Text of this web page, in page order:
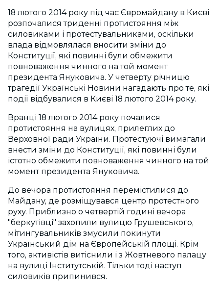
18 лютого 2014 року під час Євромайдану в Києві
розпочалися триденні протистояння між
силовиками і протестувальниками, оскільки
влада відмовлялася вносити зміни до
Конституції, які повинні були обмежити
повноваження чинного на той момент
президента Януковича. У четверту річницю
трагедії Українські Новини нагадають про те, які
події відбувалися в Києві 18 лютого 2014 року.
Вранці 18 лютого 2014 року почалися
протистояння на вулицях, прилеглих до
Верховної ради України. Протестуючі вимагали
внести зміни до Конституції, які повинні були
істотно обмежити повноваження чинного на той
момент президента Януковича.
До вечора протистояння перемістилися до
Майдану, де розміщувався центр протестного
руху. Приблизно о четвертій годині вечора
"беркутівці" захопили вулицю Грушевського,
мітингувальників змусили покинути
Український дім на Європейській площі. Крім
того, активістів витіснили і з Жовтневого палацу
на вулиці Інститутській. Тільки тоді наступ
силовиків припинився.